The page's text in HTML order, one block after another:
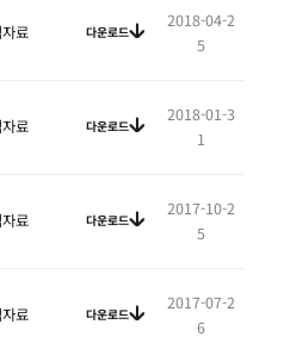
료 다운로드
2018-04-2
5
료 다운로드
2018-01-3
1
료 다운로드
2017-10-2
5
료 다운로드
2017-07-2
6